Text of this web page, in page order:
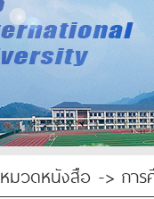
หมวดหนังสือ -> การ